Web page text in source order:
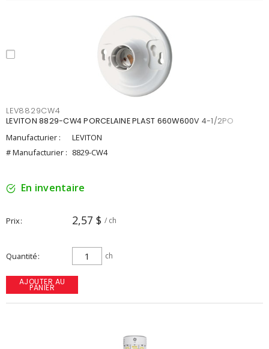
LEV8829CW4
LEVITON 8829-CW4 PORCELAINE PLAST 660W600V 4-1/2PO
Manufacturier :
LEVITON
# Manufacturier : 8829-CW4
En inventaire
Prix 2,57 $ / ch
Quantité ch
AJOUTER AU
PANIER